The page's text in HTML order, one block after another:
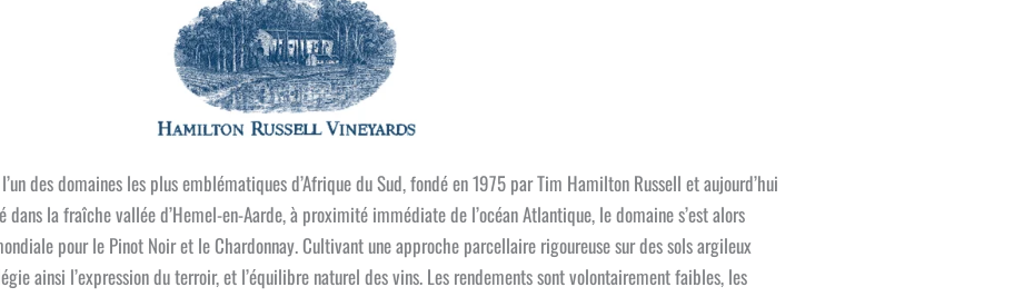
des domaines les plus emblématiques d’Afrique du Sud, fondé en 1975 par Tim Hamilton Russell et aujourd’hui
la fraîche vallée d’Hemel-en-Aarde, à proximité immédiate de l’océan Atlantique, le domaine s’est alors
pour le Pinot Noir et le Chardonnay. Cultivant une approche parcellaire rigoureuse sur des sols argileux
ainsi l’expression du terroir, et l’équilibre naturel des vins. Les rendements sont volontairement faibles, les